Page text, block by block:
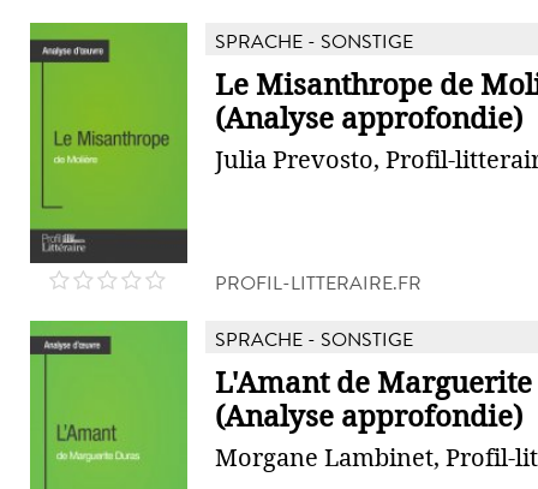
SPRACHE - SONSTIGE
Le Misanthrope de
(Analyse approfondie)
Julia Prevosto, Profil-
PROFIL-LITTERAIRE.FR
SPRACHE - SONSTIGE
L'Amant de Marguerite
(Analyse approfondie)
Morgane Lambinet, Profil-